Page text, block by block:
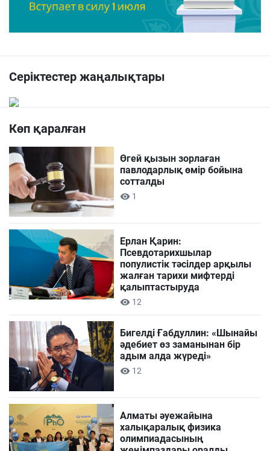
Серіктестер жаңалықтары
Көп қаралған
Өгей қызын зорлаған
павлодарлық өмір бойына
сотталды
1
Ерлан Қарин:
Псевдотарихшылар
популистік тәсілдер арқылы
жалған тарихи мифтерді
қалыптастыруда
12
Бигелді Ғабдуллин: «Шынайы
әдебиет өз заманынан бір
адым алда жүреді»
12
Алматы әуежайына
халықаралық физика
олимпиадасының